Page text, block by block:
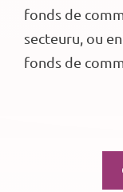
fonds de
secteuru, ou
fonds de